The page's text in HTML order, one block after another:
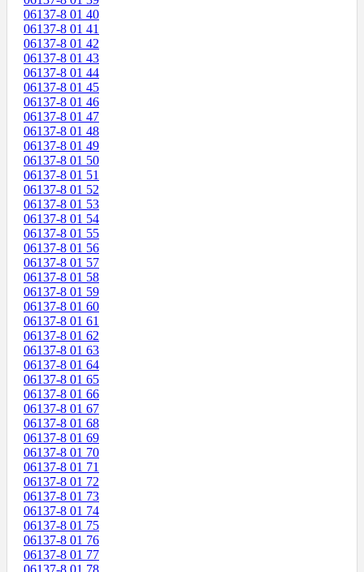
06137-8 01 40
06137-8 01 41
06137-8 01 42
06137-8 01 43
06137-8 01 44
06137-8 01 45
06137-8 01 46
06137-8 01 47
06137-8 01 48
06137-8 01 49
06137-8 01 50
06137-8 01 51
06137-8 01 52
06137-8 01 53
06137-8 01 54
06137-8 01 55
06137-8 01 56
06137-8 01 57
06137-8 01 58
06137-8 01 59
06137-8 01 60
06137-8 01 61
06137-8 01 62
06137-8 01 63
06137-8 01 64
06137-8 01 65
06137-8 01 66
06137-8 01 67
06137-8 01 68
06137-8 01 69
06137-8 01 70
06137-8 01 71
06137-8 01 72
06137-8 01 73
06137-8 01 74
06137-8 01 75
06137-8 01 76
06137-8 01 77
06137-8 01 78